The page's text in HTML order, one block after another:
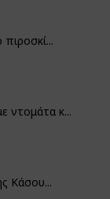
ντομάτα κ...
Κάσου...